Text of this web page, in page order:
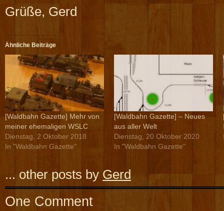
Grüße, Gerd
Ähnliche Beiträge
[Waldbahn Gazette] Mehr von
meiner ehemaligen WSLC
Dienstag, 2 Oktober 2018
In "Waldbahn Gazette"
[Waldbahn Gazette] – Neues
aus aller Welt
Dienstag, 20 Oktober 2020
In "Waldbahn Gazette"
... other posts by Gerd
One Comment